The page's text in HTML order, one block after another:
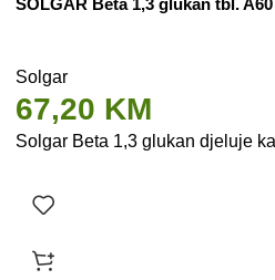
SOLGAR Beta 1,3 glukan tbl. A60
Solgar
67,20 KM
Solgar Beta 1,3 glukan djeluje